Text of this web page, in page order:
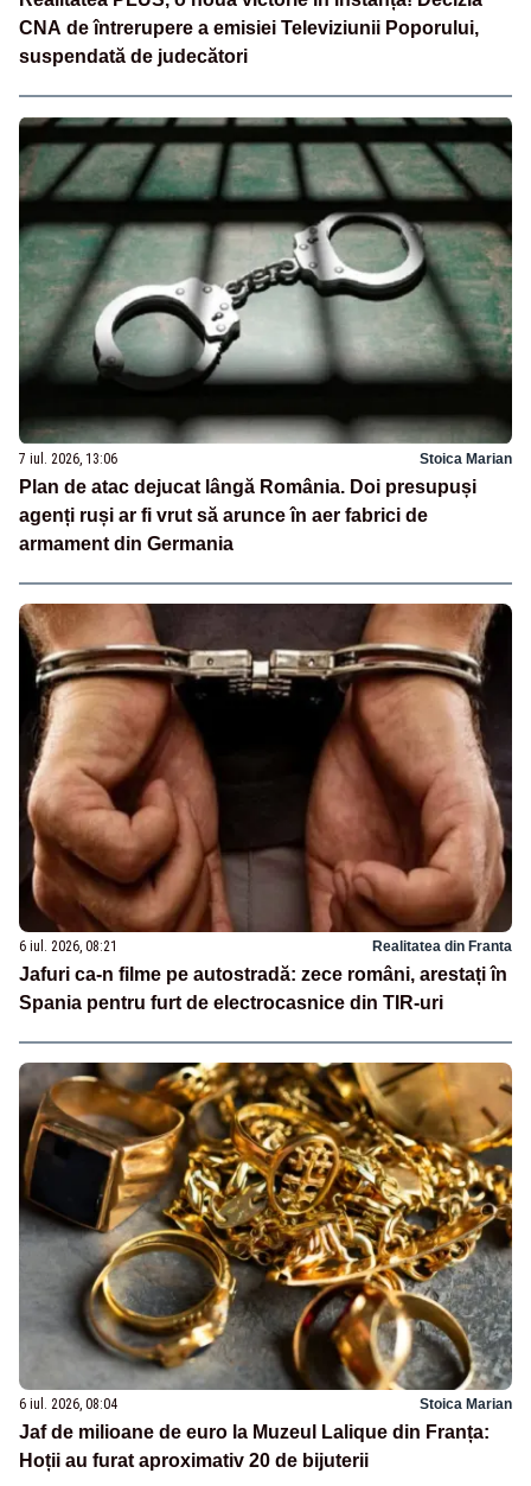
CNA de întrerupere a emisiei Televiziunii Poporului,
suspendată de judecători
7 iul. 2026, 13:06 Stoica Marian
Plan de atac dejucat lângă România. Doi presupuși
agenți ruși ar fi vrut să arunce în aer fabrici de
armament din Germania
6 iul. 2026, 08:21 Realitatea din Franta
Jafuri ca-n filme pe autostradă: zece români, arestați în
Spania pentru furt de electrocasnice din TIR-uri
6 iul. 2026, 08:04 Stoica Marian
Jaf de milioane de euro la Muzeul Lalique din Franța:
Hoții au furat aproximativ 20 de bijuterii